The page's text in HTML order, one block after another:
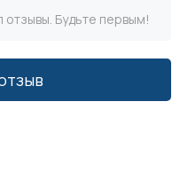
отзывы. Будьте первым!